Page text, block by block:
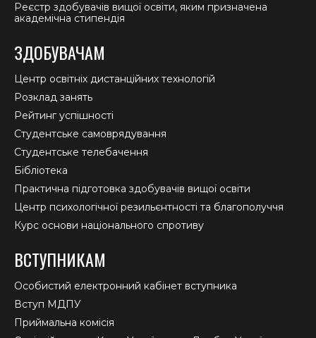
Реєстр здобувачів вищої освіти, яким призначена
академічна стипендія
ЗДОБУВАЧАМ
Центр освітніх дистанційних технологій
Розклад занять
Рейтинг успішності
Студентське самоврядування
Студентське телебачення
Бібліотека
Практична підготовка здобувачів вищої освіти
Центр психологічної резильєнтності та благополуччя
Курс основи національного спротиву
ВСТУПНИКАМ
Особистий електронний кабінет вступника
Вступ МДПУ
Приймальна комісія